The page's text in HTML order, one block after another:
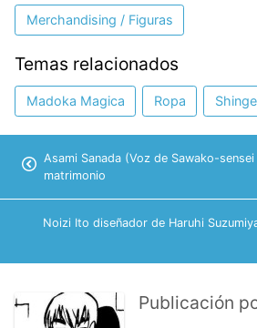
Merchandising / Figuras
Temas relacionados
Madoka Magica Ropa
Asami Sanada (Voz de Sawako-
matrimonio
Noizi Ito diseñador de Haruhi
Publicación